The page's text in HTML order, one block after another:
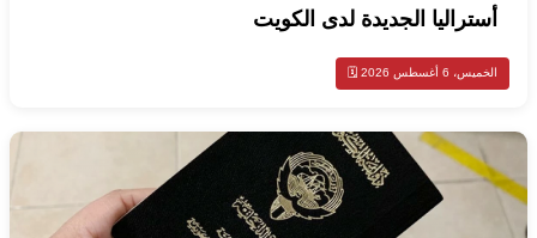
أستراليا الجديدة لدى الكويت
الخميس، 6 أغسطس 2026 🗓️